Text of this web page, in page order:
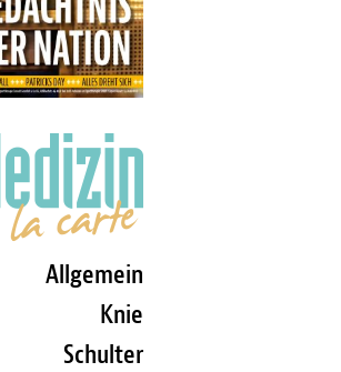
Allgemein
Knie
Schulter